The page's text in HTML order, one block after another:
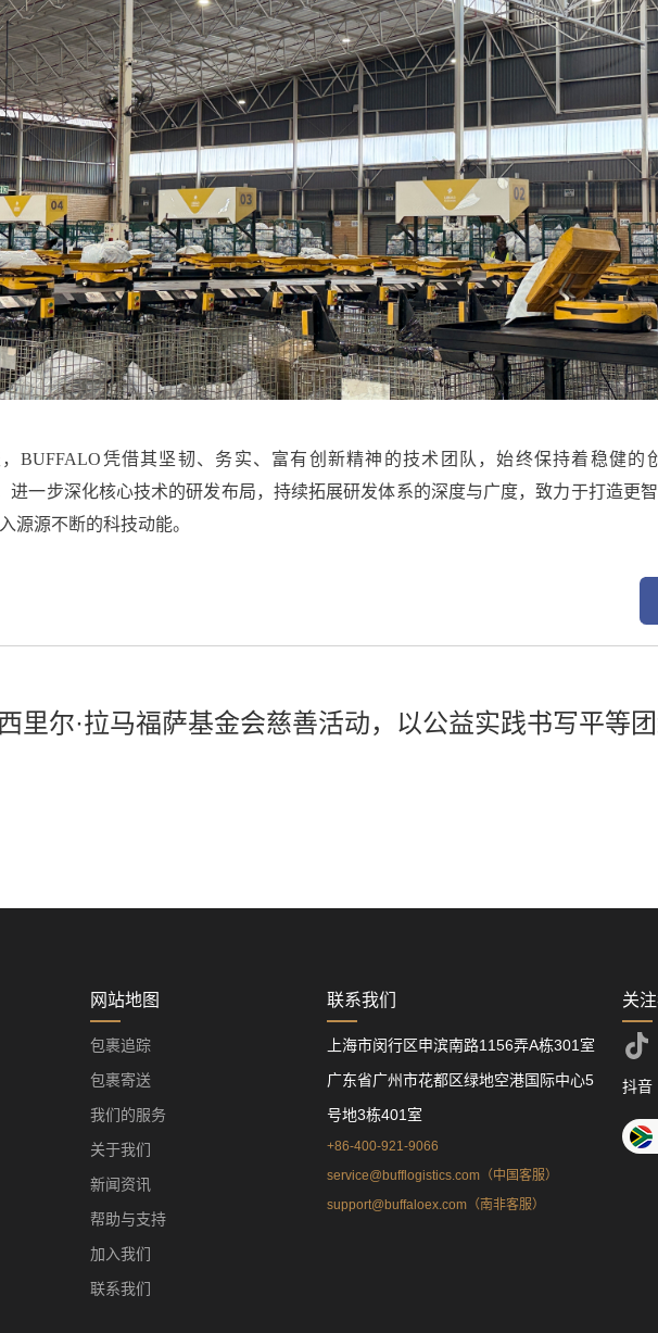
BUFFALO凭借其坚韧、务实、富有创新精神的技术团队，始终保持着稳健的
进一步深化核心技术的研发布局，持续拓展研发体系的深度与广度，致力于打造更
源源不断的科技动能。
里尔·拉马福萨基金会慈善活动，以公益实践书写平等
网站地图
包裹追踪
包裹寄送
我们的服务
关于我们
新闻资讯
帮助与支持
加入我们
联系我们
联系我们
上海市闵行区申滨南路1156弄A栋301室
广东省广州市花都区绿地空港国际中心5
号地3栋401室
+86-400-921-9066
service@bufflogistics.com（中国客服）
support@buffaloex.com（南非客服）
关注
抖音